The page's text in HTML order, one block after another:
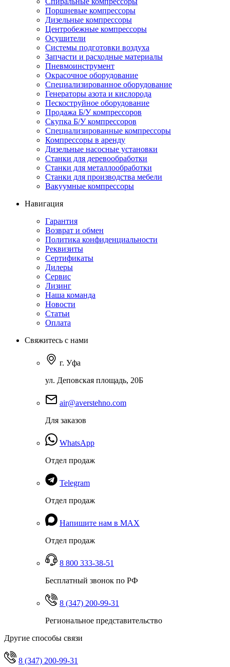
Поршневые компрессоры
Дизельные компрессоры
Центробежные компрессоры
Осушители
Системы подготовки воздуха
Запчасти и расходные материалы
Пневмоинструмент
Окрасочное оборудование
Специализированное оборудование
Генераторы азота и кислорода
Пескоструйное оборудование
Продажа Б/У компрессоров
Скупка Б/У компрессоров
Специализированные компрессоры
Компрессоры в аренду
Дизельные насосные установки
Станки для деревообработки
Станки для металлообработки
Станки для производства мебели
Вакуумные компрессоры
Навигация
Гарантия
Возврат и обмен
Политика конфиденциальности
Реквизиты
Сертификаты
Дилеры
Сервис
Лизинг
Наша команда
Новости
Статьи
Оплата
Свяжитесь с нами
г. Уфа
ул. Деповская площадь, 20Б
air@averstehno.com
Для заказов
WhatsApp
Отдел продаж
Telegram
Отдел продаж
Напишите нам в MAX
Отдел продаж
8 800 333-38-51
Бесплатный звонок по РФ
8 (347) 200-99-31
Региональное представительство
Другие способы связи
8 (347) 200-99-31